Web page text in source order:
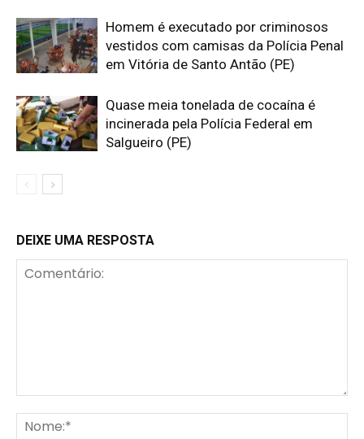
Homem é executado por criminosos
vestidos com camisas da Polícia Penal
em Vitória de Santo Antão (PE)
Quase meia tonelada de cocaína é
incinerada pela Polícia Federal em
Salgueiro (PE)
DEIXE UMA RESPOSTA